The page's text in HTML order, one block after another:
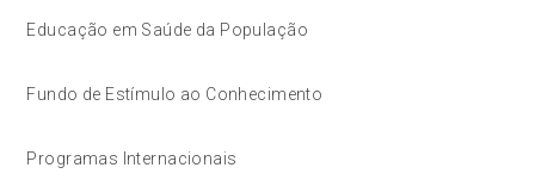
Educação em Saúde da População
Fundo de Estímulo ao Conhecimento
Programas Internacionais